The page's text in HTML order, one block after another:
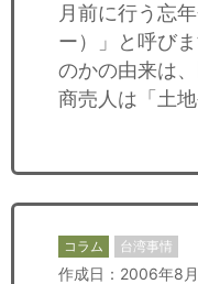
月前に行う忘
ー）」と呼び
のかの由来は
商売人は「土
コラム 台湾事情
作成日：2006年8